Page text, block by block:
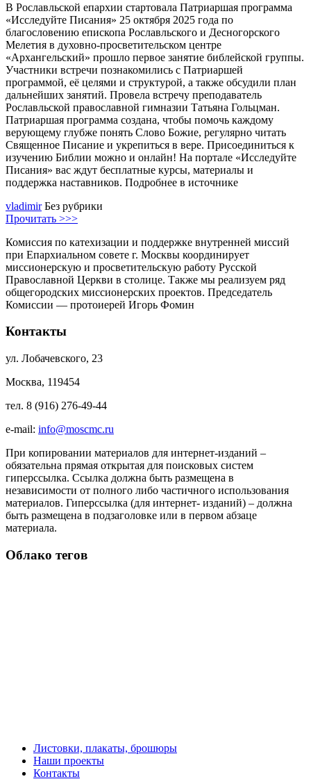
В Рославльской епархии стартовала Патриаршая программа
«Исследуйте Писания» 25 октября 2025 года по
благословению епископа Рославльского и Десногорского
Мелетия в духовно-просветительском центре
«Архангельский» прошло первое занятие библейской группы.
Участники встречи познакомились с Патриаршей
программой, её целями и структурой, а также обсудили план
дальнейших занятий. Провела встречу преподаватель
Рославльской православной гимназии Татьяна Гольцман.
Патриаршая программа создана, чтобы помочь каждому
верующему глубже понять Слово Божие, регулярно читать
Священное Писание и укрепиться в вере. Присоединиться к
изучению Библии можно и онлайн! На портале «Исследуйте
Писания» вас ждут бесплатные курсы, материалы и
поддержка наставников. Подробнее в источнике
vladimir Без рубрики
Прочитать >>>
Комиссия по катехизации и поддержке внутренней миссий
при Епархиальном совете г. Москвы координирует
миссионерскую и просветительскую работу Русской
Православной Церкви в столице. Также мы реализуем ряд
общегородских миссионерских проектов. Председатель
Комиссии — протоиерей Игорь Фомин
Контакты
ул. Лобачевского, 23
Москва, 119454
тел. 8 (916) 276-49-44
e-mail: info@moscmc.ru
При копировании материалов для интернет-изданий –
обязательна прямая открытая для поисковых систем
гиперссылка. Ссылка должна быть размещена в
независимости от полного либо частичного использования
материалов. Гиперссылка (для интернет- изданий) – должна
быть размещена в подзаголовке или в первом абзаце
материала.
Облако тегов
Листовки, плакаты, брошюры
Наши проекты
Контакты